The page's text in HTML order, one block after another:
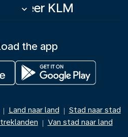
Meer KLM
keyboard_arrow_down
the app
| Land naar land | Stad naar stad
| Van stad naar land